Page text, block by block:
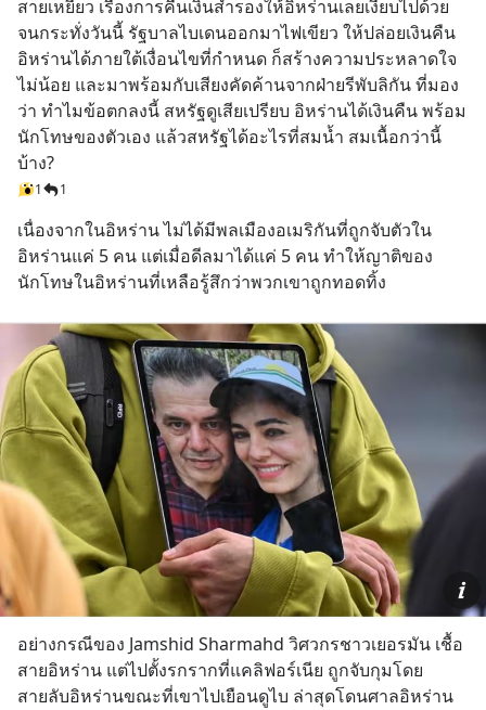
สายเหยี่ยว เรื่องการคืนเงินสำรองให้อิหร่านเลยเงียบไปด้วย
จนกระทั่งวันนี้ รัฐบาลไบเดนออกมาไฟเขียว ให้ปล่อยเงินคืน
อิหร่านได้ภายใต้เงื่อนไขที่กำหนด ก็สร้างความประหลาดใจ
ไม่น้อย และมาพร้อมกับเสียงคัดค้านจากฝ่ายรีพับลิกัน ที่มอง
ว่า ทำไมข้อตกลงนี้ สหรัฐดูเสียเปรียบ อิหร่านได้เงินคืน พร้อม
นักโทษของตัวเอง แล้วสหรัฐได้อะไรที่สมน้ำ สมเนื้อกว่านี้
บ้าง?
1 1
เนื่องจากในอิหร่าน ไม่ได้มีพลเมืองอเมริกันที่ถูกจับตัวใน
อิหร่านแค่ 5 คน แต่เมื่อดีลมาได้แค่ 5 คน ทำให้ญาติของ
นักโทษในอิหร่านที่เหลือรู้สึกว่าพวกเขาถูกทอดทิ้ง
อย่างกรณีของ Jamshid Sharmahd วิศวกรชาวเยอรมัน เชื้อ
สายอิหร่าน แต่ไปตั้งรกรากที่แคลิฟอร์เนีย ถูกจับกุมโดย
สายลับอิหร่านขณะที่เขาไปเยือนดูไบ ล่าสุดโดนศาลอิหร่าน